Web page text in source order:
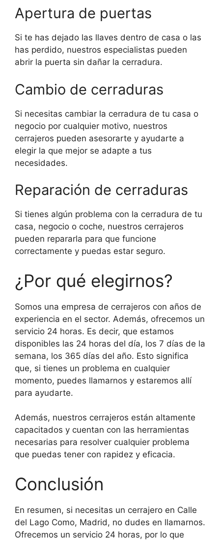
Apertura de puertas
Si te has dejado las llaves dentro de casa o las
has perdido, nuestros especialistas pueden
abrir la puerta sin dañar la cerradura.
Cambio de cerraduras
Si necesitas cambiar la cerradura de tu casa o
negocio por cualquier motivo, nuestros
cerrajeros pueden asesorarte y ayudarte a
elegir la que mejor se adapte a tus
necesidades.
Reparación de cerraduras
Si tienes algún problema con la cerradura de tu
casa, negocio o coche, nuestros cerrajeros
pueden repararla para que funcione
correctamente y puedas estar seguro.
¿Por qué elegirnos?
Somos una empresa de cerrajeros con años de
experiencia en el sector. Además, ofrecemos un
servicio 24 horas. Es decir, que estamos
disponibles las 24 horas del día, los 7 días de la
semana, los 365 días del año. Esto significa
que, si tienes un problema en cualquier
momento, puedes llamarnos y estaremos allí
para ayudarte.
Además, nuestros cerrajeros están altamente
capacitados y cuentan con las herramientas
necesarias para resolver cualquier problema
que puedas tener con rapidez y eficacia.
Conclusión
En resumen, si necesitas un cerrajero en Calle
del Lago Como, Madrid, no dudes en llamarnos.
Ofrecemos un servicio 24 horas, por lo que